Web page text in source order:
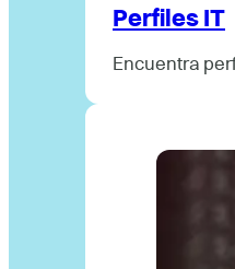
Perfiles IT
Encuentra